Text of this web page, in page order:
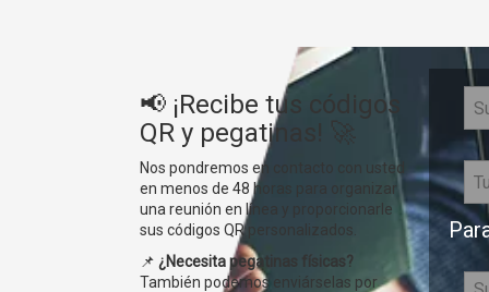
📢 ¡Recibe tus códigos
QR y pegatinas! 🚀
Nos pondremos en contacto con usted
en menos de 48 horas para organizar
una reunión en línea y proporcionarle
sus códigos QR personalizados.
📌 ¿Necesita pegatinas físicas?
También podemos enviárselas por